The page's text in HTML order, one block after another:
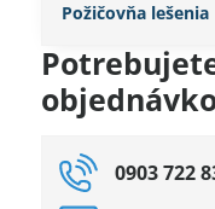
Požičovňa lešenia
0903 722